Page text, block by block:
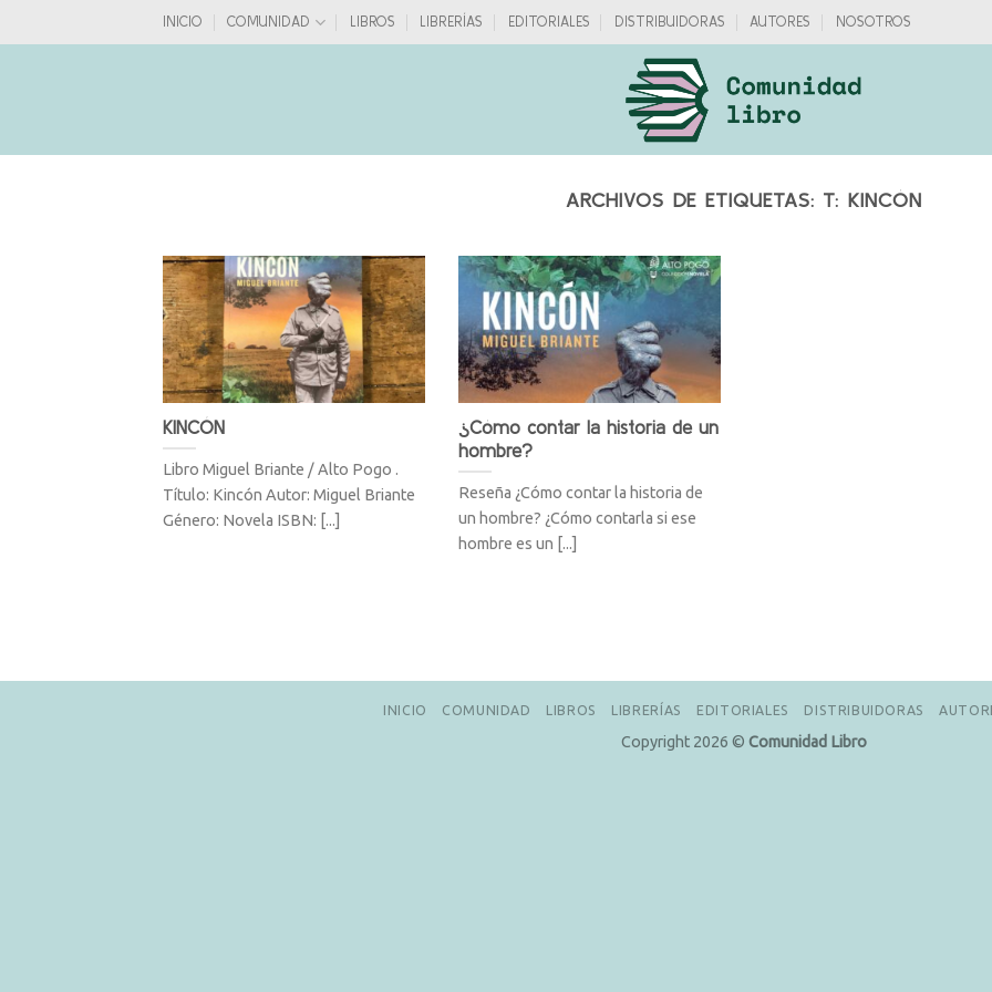
al
INICIO COMUNIDAD LIBROS LIBRERÍAS EDITORIALES DISTRIBUIDORAS AUTORES NOSOTROS
ARCHIVOS DE ETIQUETAS: T: KINCÓN
KINCÓN
Libro Miguel Briante / Alto Pogo .
Título: Kincón Autor: Miguel Briante
Género: Novela ISBN: [...]
¿Cómo contar la historia de un
hombre?
Reseña ¿Cómo contar la historia de
un hombre? ¿Cómo contarla si ese
hombre es un [...]
INICIO COMUNIDAD LIBROS LIBRERÍAS EDITORIALES DISTRIBUIDORAS
Copyright 2026 © Comunidad Libro